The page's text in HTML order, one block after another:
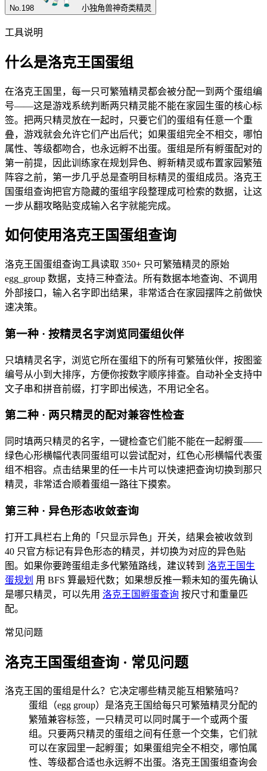
No. 198 小独角兽神奇类精灵
工具说明
什么是洛克王国蛋组
在洛克王国里，每一只可繁殖精灵都会被分配一到两个蛋组编
号——这是游戏系统判断两只精灵能不能在家园生蛋的核心标
签。把两只精灵放在一起时，只要它们的蛋组有任意一个重
叠，游戏就会允许它们产出后代；如果蛋组完全不相交，哪怕
属性、等级都吻合，也永远孵不出蛋。蛋组是所有孵蛋配对的
第一前提，因此训练家在规划异色、孵新精灵或布置家园繁殖
阵容之前，第一步几乎总是查明目标精灵的蛋组成员。洛克王
国蛋组查询把官方隐藏的蛋组字段整理成可检索的数据，让这
一步从翻攻略贴变成输入名字就能完成。
如何使用洛克王国蛋组查询
洛克王国蛋组查询工具读取 350+ 只可繁殖精灵的原始
egg_group 数据，支持三种查法。所有数据本地查询、不调用
外部接口，输入名字即出结果，非常适合在家园摆阵之前做快
速决策。
第一种 · 按精灵名字浏览同蛋组伙伴
只填精灵名字，浏览它所在蛋组下的所有可繁殖伙伴，按图鉴
编号从小到大排序，方便你按数字顺序排查。自动补全支持中
文子串和拼音前缀，打字即出候选，不用记全名。
第二种 · 两只精灵的配对兼容性检查
同时填两只精灵的名字，一键检查它们能不能在一起孵蛋——
绿色心形横幅代表同蛋组可以尝试配对，红色心形横幅代表蛋
组不相容。点击结果里的任一卡片可以快速把查询切换到那只
精灵，非常适合顺着蛋组一路往下摸索。
第三种 · 异色形态收敛查询
打开工具栏右上角的「只显示异色」开关，结果会被收敛到
40 只官方标记有异色形态的精灵，并切换为对应的异色贴
图。如果你要跨蛋组走多代繁殖路线，建议转到 洛克王国生
蛋规划 用 BFS 算最短代数；如果想反推一颗未知的蛋先确认
是哪只精灵，可以先用 洛克王国孵蛋查询 按尺寸和重量匹
配。
常见问题
洛克王国蛋组查询 · 常见问题
洛克王国的蛋组是什么？它决定哪些精灵能互相繁殖吗？
蛋组（egg group）是洛克王国给每只可繁殖精灵分配的
繁殖兼容标签，一只精灵可以同时属于一个或两个蛋
组。只要两只精灵的蛋组之间有任意一个交集，它们就
可以在家园里一起孵蛋；如果蛋组完全不相交，哪怕属
性、等级都合适也永远孵不出蛋。洛克王国蛋组查询会